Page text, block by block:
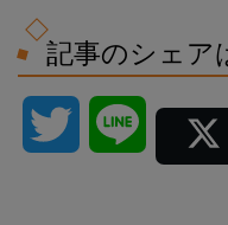
記事のシェア